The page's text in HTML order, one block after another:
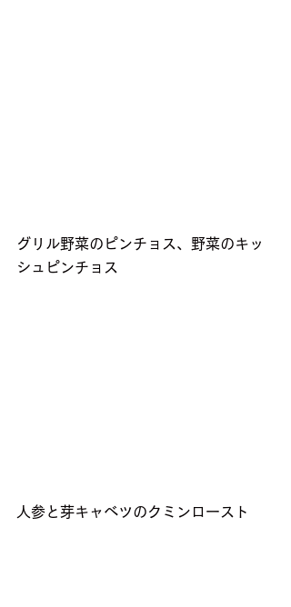
グリル野菜のピンチョス、野菜のキッ
シュピンチョス
人参と芽キャベツのクミンロースト